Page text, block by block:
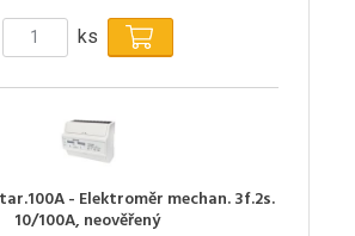
ks
- Elektroměr mechan. 3f.2s.
10/100A, neověřený